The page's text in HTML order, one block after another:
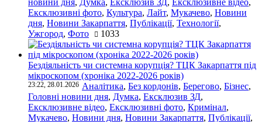
Ексклюзивні фото, Культура, Лайт, Мукачево, Новини
дня, Новини Закарпаття, Публікації, Технології,
Ужгород, Фото 1033
Бездіяльність чи системна корупція? ТЦК Закарпаття під
мікроскопом (хроніка 2022-2026 років)
23:22, 28.01.2026 Аналітика, Без кордонів, Берегово, Бізнес,
Головні новини дня, Думка, Ексклюзив ЗД,
Ексклюзивне відео, Ексклюзивні фото, Кримінал,
Мукачево, Новини дня, Новини Закарпаття, Публікації,